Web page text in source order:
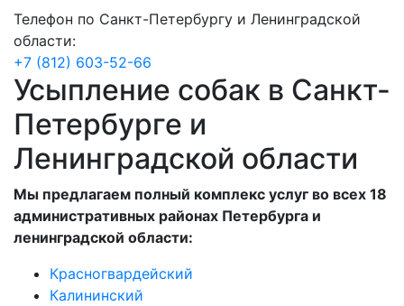
Телефон по Санкт-Петербургу и Ленинградской
области:
+7 (812) 603-52-66
Усыпление собак в Санкт-
Петербурге и
Ленинградской области
Мы предлагаем полный комплекс услуг во всех 18
административных районах Петербурга и
ленинградской области:
Красногвардейский
Калининский